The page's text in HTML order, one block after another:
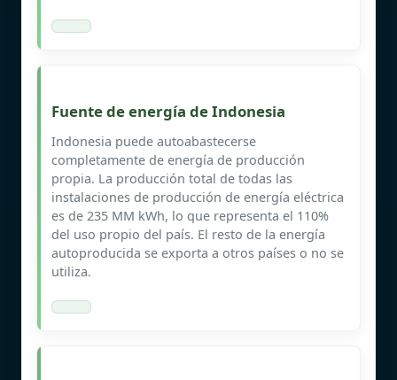
Fuente de energía de Indonesia
Indonesia puede autoabastecerse
completamente de energía de producción
propia. La producción total de todas las
instalaciones de producción de energía eléctrica
es de 235 MM kWh, lo que representa el 110%
del uso propio del país. El resto de la energía
autoproducida se exporta a otros países o no se
utiliza.